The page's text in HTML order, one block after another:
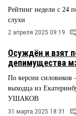
Рейтинг недели с 24
слухи
2 апреля 2025 09:19
Осуждён и взят
депимущества
По версии силовиков
выходца из
УШАКОВ
31 марта 2025 18:31